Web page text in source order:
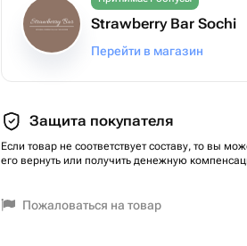
Strawberry Bar Sochi
Перейти в магазин
Защита покупателя
Если товар не соответствует составу, то вы
его вернуть или получить денежную
Пожаловаться на товар